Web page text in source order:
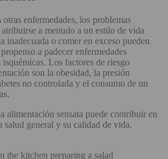
enfermedades, los problemas
a menudo a un estilo de vida
inadecuada o comer en exceso pueden
a padecer enfermedades
Los factores de riesgo
son la obesidad, la presión
no controlada y el consumo de un
alimentación sensata puede contribuir en
salud general y su calidad de vida.